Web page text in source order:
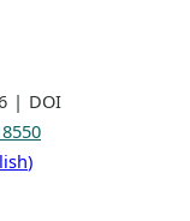
DOI